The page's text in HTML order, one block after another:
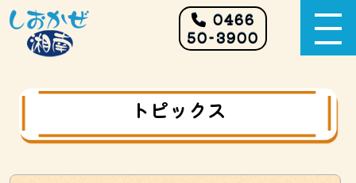
0466
50-3900
トピックス